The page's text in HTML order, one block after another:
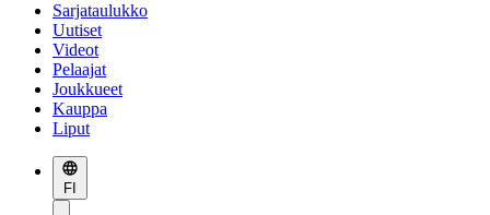
Sarjataulukko
Uutiset
Videot
Pelaajat
Joukkueet
Kauppa
Liput
FI